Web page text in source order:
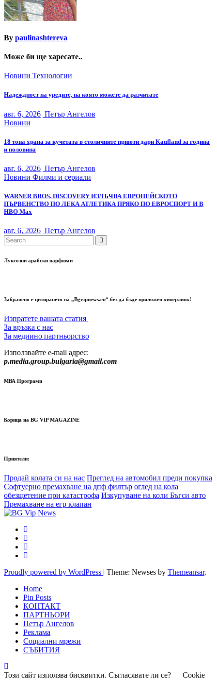
By paulinashtereva
Може би ще харесате..
Новини Технологии
Надеждност на уредите, на която можете да разчитате
авг. 6, 2026 Петър Ангелов
Новини
18 тона храна за кучетата в столичните приюти дари Kaufland за година
и половина
авг. 6, 2026 Петър Ангелов
Новини Филми и сериали
WARNER BROS. DISCOVERY ИЗЛЪЧВА ЕВРОПЕЙСКОТО
ПЪРВЕНСТВО ПО ЛЕКА АТЛЕТИКА ПРЯКО ПО ЕВРОСПОРТ И В
НВО Мах
авг. 6, 2026 Петър Ангелов
Луксозни арабски парфюми
Забранено е цитирането на „Bgvipnews.eu“ без да бъде приложен хиперлинк!
Изпратете вашата статия
За връзка с нас
За медиино партньорство
Използвайте e-mail адрес:
p.media.group.bulgaria@gmail.com
МВА Програми
Корица на BG VIP MAGAZINE
Приятели:
Продай колата си на нас Преглед на автомобил преди покупка
Софтуерно премахване на дпф филтър оглед на кола
обезщетение при катастрофа Изкупуване на коли Бъгси авто
Премахване на егр клапан
Proudly powered by WordPress | Theme: Newses by Themeansar.
Home
Pin Posts
КОНТАКТ
ПАРТНЬОРИ
Петър Ангелов
Реклама
Социални мрежи
СЪБИТИЯ
Този сайт използва бисквитки. Съгласявате ли се?
Cookie